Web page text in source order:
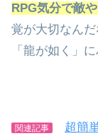
RPG気分で敵
覚が大切なん
「龍が如く」
関連記事
超簡